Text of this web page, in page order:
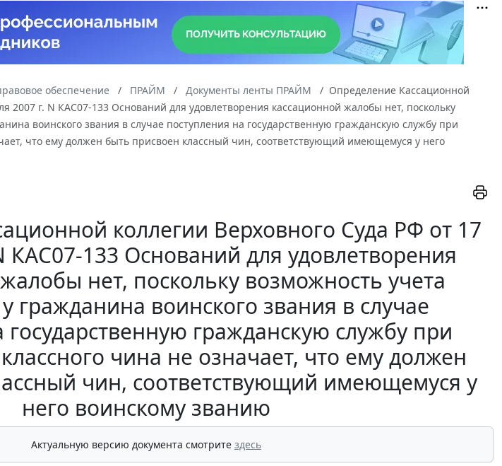
обеспечение ПРАЙМ Документы ленты ПРАЙМ
Определение Кассационной
2007 г. N КАС07-133 Оснований для удовлетворения кассационной жалобы нет, поскольку
воинского звания в случае поступления на государственную гражданскую службу при
что ему должен быть присвоен классный чин, соответствующий имеющемуся у него
коллегии Верховного Суда РФ от 17
КАС07-133 Оснований для удовлетворения
нет, поскольку возможность учета
гражданина воинского звания в случае
государственную гражданскую службу при
чина не означает, что ему должен
чин, соответствующий имеющемуся у
него воинскому званию
Актуальную версию документа смотрите здесь